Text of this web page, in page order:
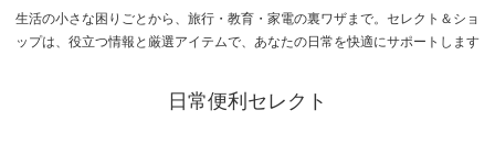
生活の小さな困りごとから、旅行・教育・家電の裏ワザまで。セレクト＆ショ
ップは、役立つ情報と厳選アイテムで、あなたの日常を快適にサポートします
日常便利セレクト